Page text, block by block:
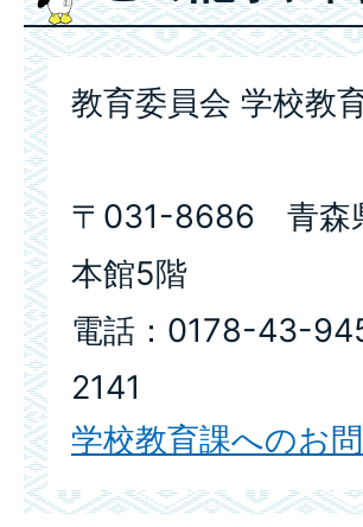
教育委員会 学校教
〒031-8686 青森
本館5階
電話：0178-43-
2141
学校教育課へのお